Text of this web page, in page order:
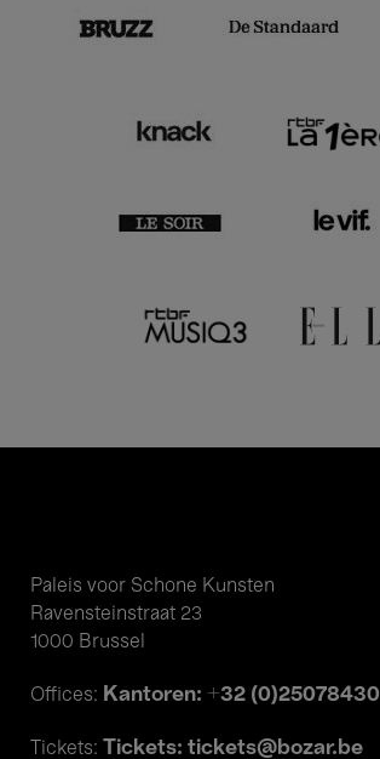
Paleis voor Schone Kunsten
Ravensteinstraat 23
1000 Brussel
Offices: Kantoren: +32 (0)25078430
Tickets: Tickets: tickets@bozar.be